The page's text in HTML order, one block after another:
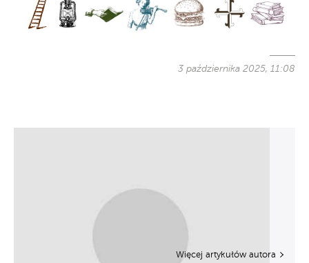
3 października 2025, 11:08
Więcej artykułów autora